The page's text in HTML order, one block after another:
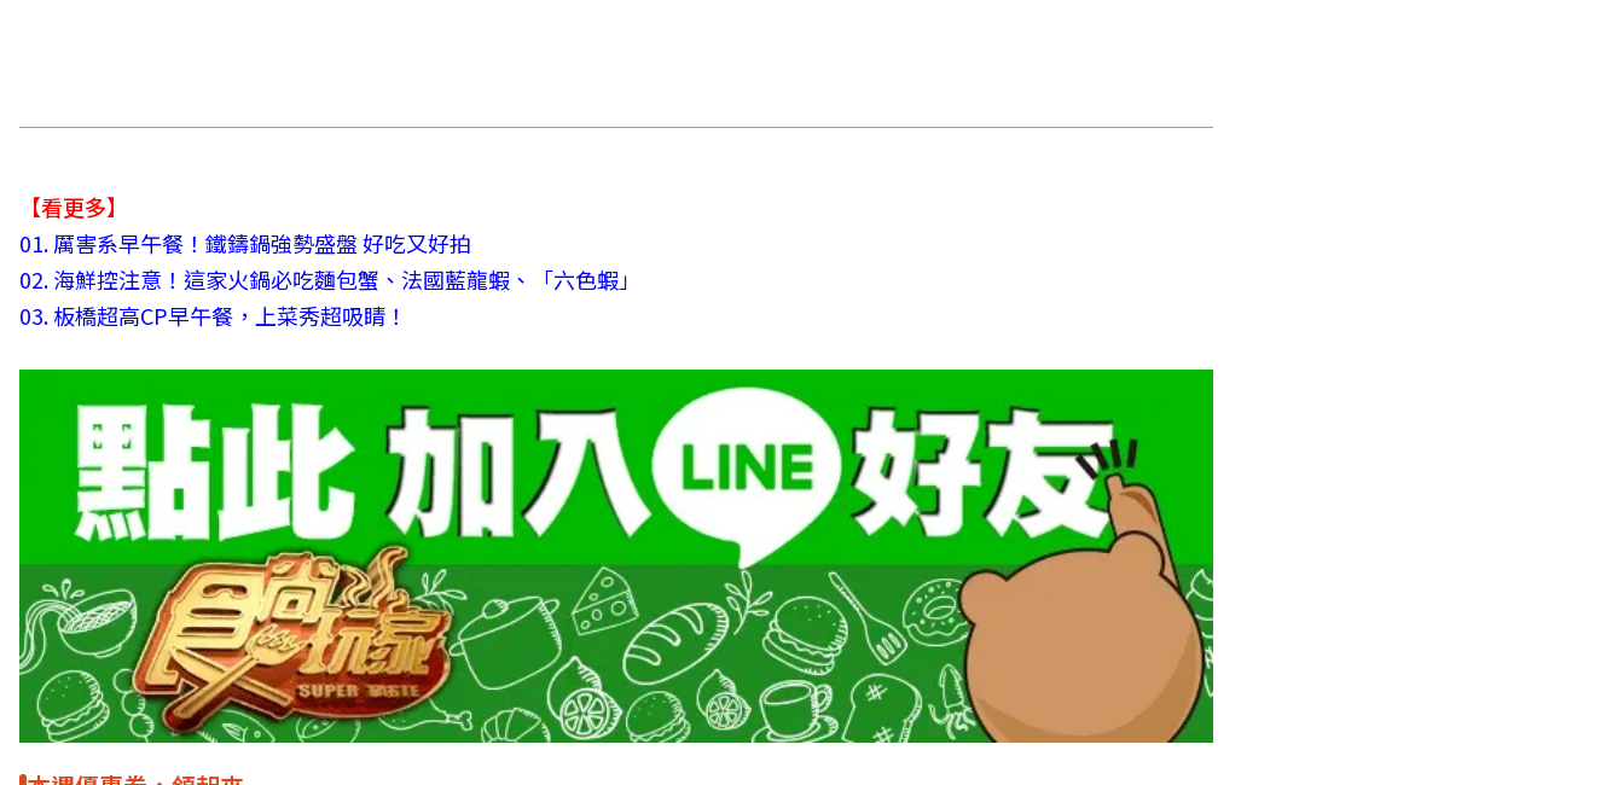
【看更多】
01.厲害系早午餐！鐵鑄鍋強勢盛盤 好吃又好拍
02.海鮮控注意！這家火鍋必吃麵包蟹、法國藍龍蝦、「六色蝦」
03.板橋超高CP早午餐，上菜秀超吸睛！